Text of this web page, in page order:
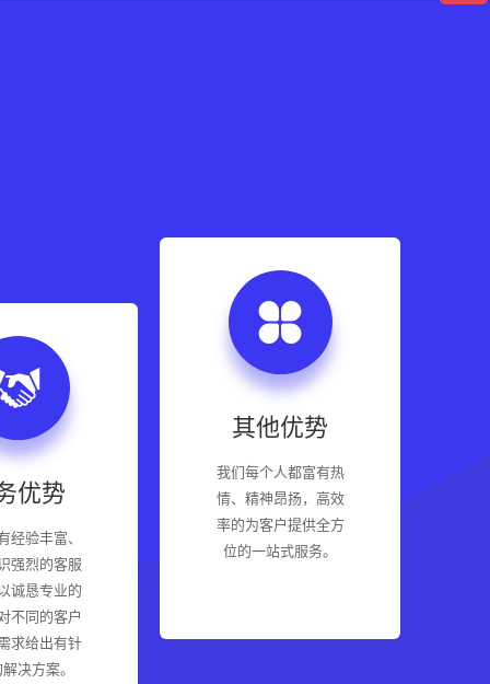
优势
经验丰富、
强烈的客服
诚恳专业的
不同的客户
求给出有针
决方案。
其他优势
我们每个人都富有热
情、精神昂扬，高效
率的为客户提供全方
位的一站式服务。